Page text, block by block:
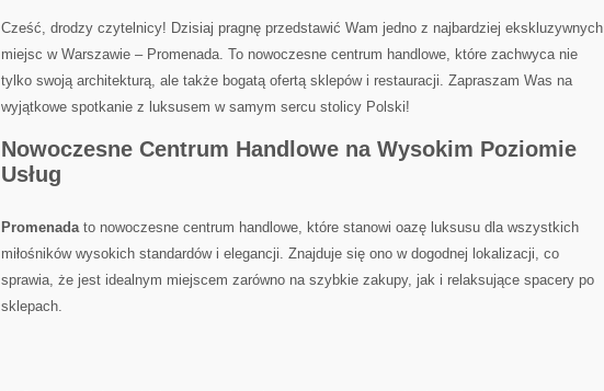
Cześć, drodzy czytelnicy! Dzisiaj pragnę​ przedstawić‌ Wam​ jedno⁤ z najbardziej⁢ ekskluzywnych
⁣miejsc⁢ w ⁤Warszawie ⁢– Promenada. To⁢ nowoczesne ⁣centrum‍ handlowe, które​ zachwyca nie
‍tylko swoją architekturą, ⁢ale także bogatą ofertą sklepów i restauracji. Zapraszam Was ⁤na ​
wyjątkowe spotkanie z‍ luksusem w samym sercu stolicy ⁣Polski!
Nowoczesne Centrum Handlowe na Wysokim Poziomie
Usług
Promenadato nowoczesne centrum handlowe, które stanowi ​oazę luksusu dla wszystkich
miłośników wysokich standardów i elegancji. ⁤Znajduje ⁢się ono w dogodnej​ lokalizacji, co
⁢sprawia, że jest idealnym​ miejscem zarówno ⁣na szybkie zakupy, ⁤jak i ⁢relaksujące spacery po
sklepach.